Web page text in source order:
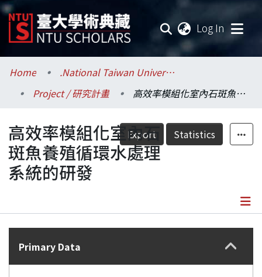
Log In
Communities & Collections
Research Outputs
Fundings & Projects
Researchers
Statistics
Home
.National Taiwan University / 國立臺灣大學
Project / 研究計畫
高效率模組化室內石斑魚養殖循環水處理系統的研發
Export Statistics
高效率模組化室內石
斑魚養殖循環水處理
系統的研發
Details
Primary Data